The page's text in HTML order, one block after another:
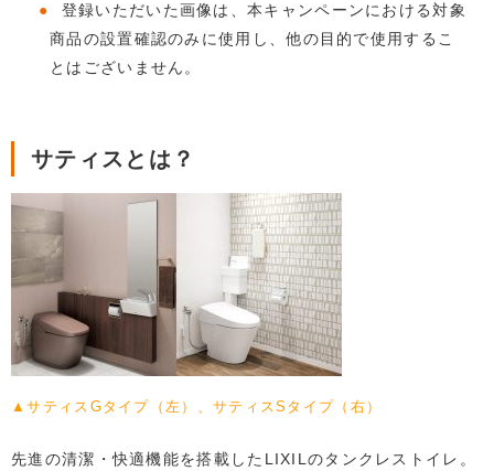
登録いただいた画像は、本キャンペーンにおける対象
商品の設置確認のみに使用し、他の目的で使用するこ
とはございません。
サティスとは？
▲サティスGタイプ（左）、サティスSタイプ（右）
先進の清潔・快適機能を搭載したLIXILのタンクレストイレ。